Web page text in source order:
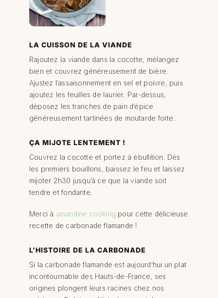
LA CUISSON DE LA VIANDE
Rajoutez la viande dans la cocotte, mélangez
bien et couvrez généreusement de bière.
Ajustez l’assaisonnement en sel et poivre, puis
ajoutez les feuilles de laurier. Par-dessus,
déposez les tranches de pain d’épice
généreusement tartinées de moutarde forte.
ÇA MIJOTE LENTEMENT !
Couvrez la cocotte et portez à ébullition. Dès
les premiers bouillons, baissez le feu et laissez
mijoter 2h30 jusqu’à ce que la viande soit
tendre et fondante.
Merci à amandine cooking pour cette délicieuse
recette de carbonade flamande !
L’HISTOIRE DE LA CARBONADE
Si la carbonade flamande est aujourd’hui un plat
incontournable des Hauts-de-France, ses
origines plongent leurs racines chez nos